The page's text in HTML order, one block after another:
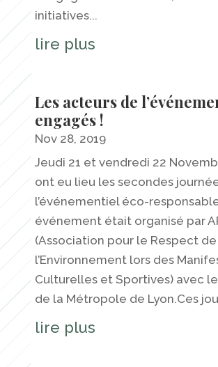
initiatives...
lire plus
Les acteurs de
engagés !
Nov 28, 2019
Jeudi 21 et vendredi 22
ont eu lieu les secondes
l’événementiel éco-
événement était organisé par
(Association pour le Respect de
l’Environnement lors des
Culturelles et Sportives) avec
de la Métropole de Lyon.Ces
lire plus